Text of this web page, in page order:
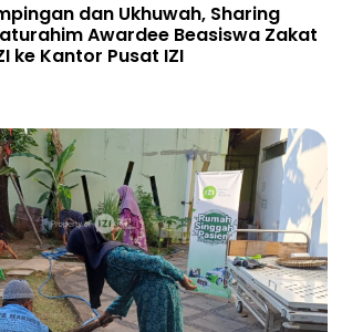
dan Ukhuwah, Sharing
Awardee Beasiswa Zakat
ke Kantor Pusat IZI